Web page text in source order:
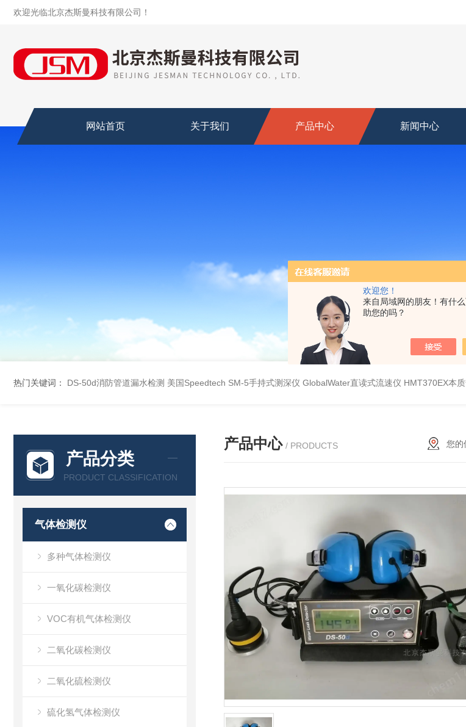
欢迎您！
来自局域网的朋友！有什
助您的吗？
欢迎光临北京杰斯曼科技有限公司！
网站首页 关于我们 产品中心 新闻中心
热门关键词： DS-50d消防管道漏水检测 美国Speedtech SM-5手持式测深仪 GlobalWater直读式流速仪 HMT370EX本质安全型温湿度
产品分类
PRODUCT CLASSIFICATION
气体检测仪
多种气体检测仪
一氧化碳检测仪
VOC有机气体检测仪
二氧化碳检测仪
二氧化硫检测仪
硫化氢气体检测仪
产品中心 / PRODUCTS 您的